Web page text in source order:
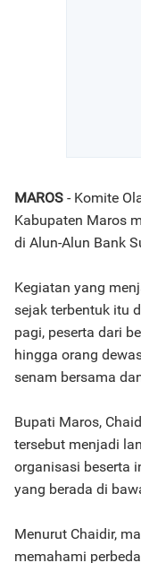
MAROS - Komite
Kabupaten Maros
di Alun-Alun Bank
Kegiatan yang
sejak terbentuk itu
pagi, peserta dari
hingga orang
senam bersama
Bupati Maros,
tersebut menjadi
organisasi beserta
yang berada di
Menurut Chaidir,
memahami